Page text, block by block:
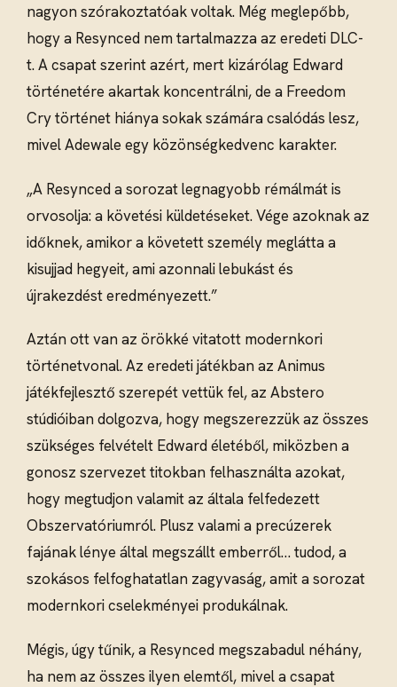
nagyon szórakoztatóak voltak. Még meglepőbb,
hogy a Resynced nem tartalmazza az eredeti DLC-
t. A csapat szerint azért, mert kizárólag Edward
történetére akartak koncentrálni, de a Freedom
Cry történet hiánya sokak számára csalódás lesz,
mivel Adewale egy közönségkedvenc karakter.
„A Resynced a sorozat legnagyobb rémálmát is
orvosolja: a követési küldetéseket. Vége azoknak az
időknek, amikor a követett személy meglátta a
kisujjad hegyeit, ami azonnali lebukást és
újrakezdést eredményezett.”
Aztán ott van az örökké vitatott modernkori
történetvonal. Az eredeti játékban az Animus
játékfejlesztő szerepét vettük fel, az Abstero
stúdióiban dolgozva, hogy megszerezzük az összes
szükséges felvételt Edward életéből, miközben a
gonosz szervezet titokban felhasználta azokat,
hogy megtudjon valamit az általa felfedezett
Obszervatóriumról. Plusz valami a precúzerek
fajának lénye által megszállt emberről… tudod, a
szokásos felfoghatatlan zagyvaság, amit a sorozat
modernkori cselekményei produkálnak.
Mégis, úgy tűnik, a Resynced megszabadul néhány,
ha nem az összes ilyen elemtől, mivel a csapat